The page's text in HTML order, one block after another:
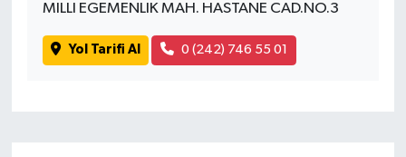
MILLI EGEMENLIK MAH. HASTANE CAD.NO.3
Yol Tarifi Al 0 (242) 746 55 01